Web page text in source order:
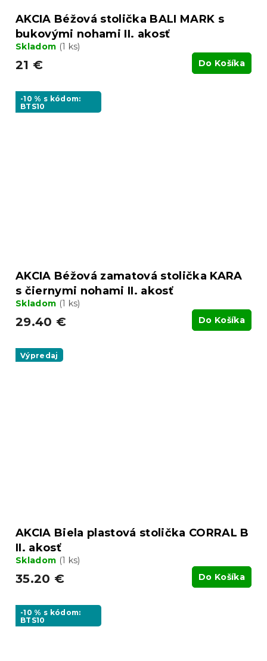
AKCIA Béžová stolička BALI MARK s
bukovými nohami II. akosť
Skladom (1 ks)
21 € Do Košíka
-10 % s kódom:
BTS10
AKCIA Béžová zamatová stolička KARA
s čiernymi nohami II. akosť
Skladom (1 ks)
29.40 € Do Košíka
Výpredaj
AKCIA Biela plastová stolička CORRAL B
II. akosť
Skladom (1 ks)
35.20 € Do Košíka
-10 % s kódom:
BTS10